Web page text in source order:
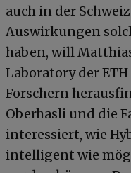
auch in der
Auswirkungen
haben, will
Laboratory der
Forschern
Oberhasli und die
interessiert, wie
intelligent wie